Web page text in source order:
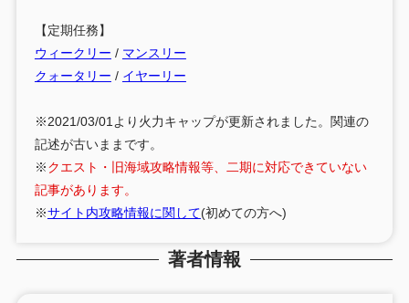
【定期任務】
ウィークリー / マンスリー
クォータリー / イヤーリー
※2021/03/01より火力キャップが更新されました。関連の
記述が古いままです。
※クエスト・旧海域攻略情報等、二期に対応できていない
記事があります。
※サイト内攻略情報に関して(初めての方へ)
著者情報